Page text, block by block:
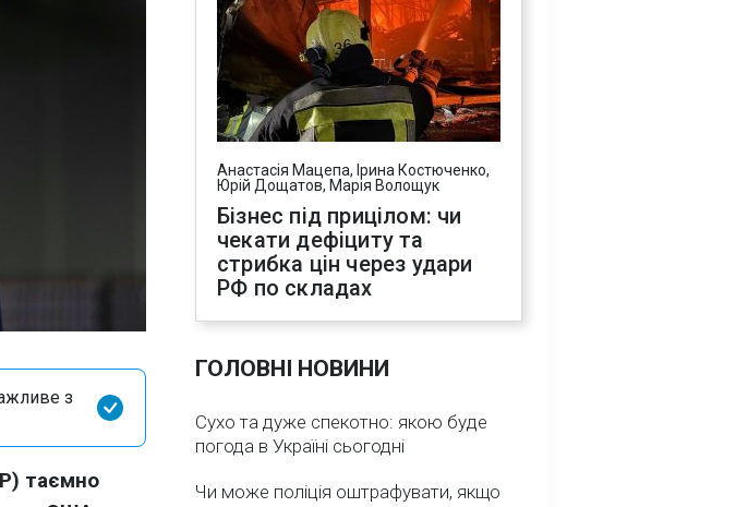
з
таємно
Анастасія Мацепа, Ірина Костюченко,
Юрій Дощатов, Марія Волощук
Бізнес під прицілом: чи
чекати дефіциту та
стрибка цін через удари
РФ по складах
ГОЛОВНІ НОВИНИ
Сухо та дуже спекотно: якою буде
погода в Україні сьогодні
Чи може поліція оштрафувати, якщо